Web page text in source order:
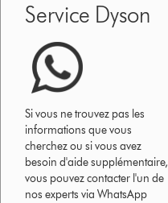
Service Dyson
Si vous ne trouvez pas les
informations que vous
cherchez ou si vous avez
besoin d'aide supplémentaire,
vous pouvez contacter l'un de
nos experts via WhatsApp